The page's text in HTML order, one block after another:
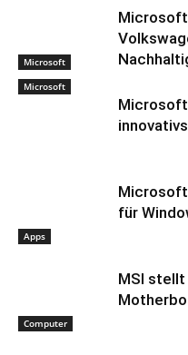
Microsoft
Microsoft
Apps
für
Computer
MSI stellt